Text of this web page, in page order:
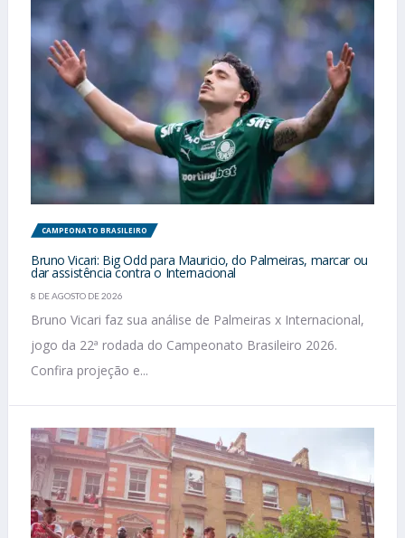
CAMPEONATO BRASILEIRO
Bruno Vicari: Big Odd para Mauricio, do Palmeiras, marcar ou
dar assistência contra o Internacional
8 DE AGOSTO DE 2026
Bruno Vicari faz sua análise de Palmeiras x Internacional,
jogo da 22ª rodada do Campeonato Brasileiro 2026.
Confira projeção e...